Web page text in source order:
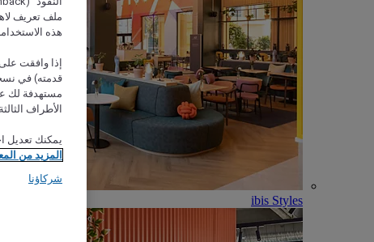
ibis Styles
ملف تعريف
هذه
إذا وافقت
مستهدفة لك
الأطراف
يمكنك تعديل
المزيد من
شركاؤنا